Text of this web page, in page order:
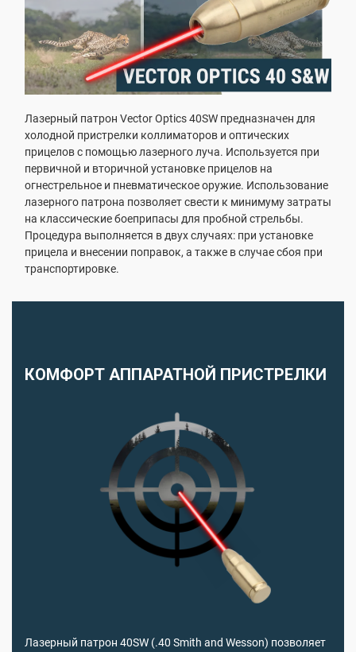
Лазерный патрон Vector Optics 40SW предназначен для
холодной пристрелки коллиматоров и оптических
прицелов с помощью лазерного луча. Используется при
первичной и вторичной установке прицелов на
огнестрельное и пневматическое оружие. Использование
лазерного патрона позволяет свести к минимуму затраты
на классические боеприпасы для пробной стрельбы.
Процедура выполняется в двух случаях: при установке
прицела и внесении поправок, а также в случае сбоя при
транспортировке.
КОМФОРТ АППАРАТНОЙ ПРИСТРЕЛКИ
Лазерный патрон 40SW (.40 Smith and Wesson) позволяет